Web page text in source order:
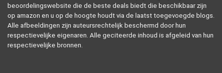
beoordelingswebsite die de beste deals biedt die beschikbaar zijn
op amazon en u op de hoogte houdt via de laatst toegevoegde blogs.
Alle afbeeldingen zijn auteursrechtelijk beschermd door hun
respectievelijke eigenaren. Alle geciteerde inhoud is afgeleid van hun
respectievelijke bronnen.